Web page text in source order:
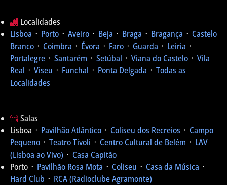
Localidades
Lisboa ᛫ Porto ᛫ Aveiro ᛫ Beja ᛫ Braga ᛫ Bragança ᛫ Castelo
Branco ᛫ Coimbra ᛫ Évora ᛫ Faro ᛫ Guarda ᛫ Leiria ᛫
Portalegre ᛫ Santarém ᛫ Setúbal ᛫ Viana do Castelo ᛫ Vila
Real ᛫ Viseu ᛫ Funchal ᛫ Ponta Delgada ᛫ Todas as
Localidades
Salas
Lisboa ᛫ Pavilhão Atlântico ᛫ Coliseu dos Recreios ᛫ Campo
Pequeno ᛫ Teatro Tivoli ᛫ Centro Cultural de Belém ᛫ LAV
(Lisboa ao Vivo) ᛫ Casa Capitão
Porto ᛫ Pavilhão Rosa Mota ᛫ Coliseu ᛫ Casa da Música ᛫
Hard Club ᛫ RCA (Radioclube Agramonte)